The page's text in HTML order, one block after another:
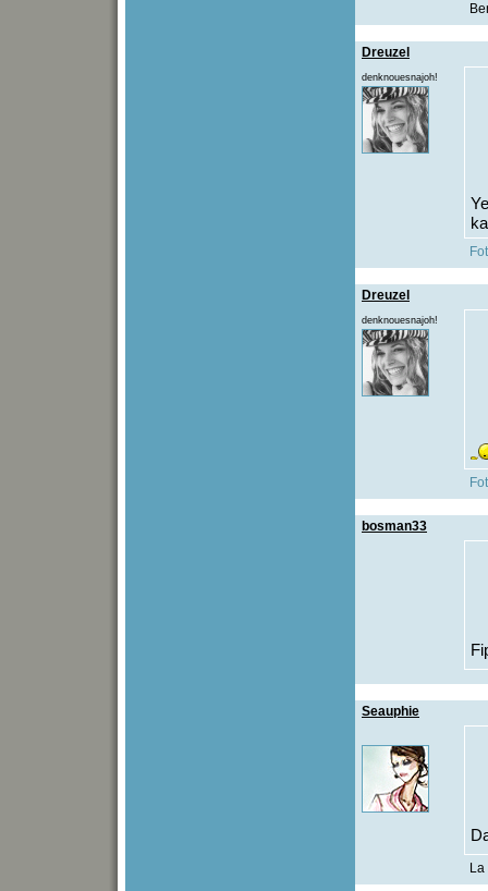
Dreuzel
denknouesnajoh!
Dreuzel
denknouesnajoh!
bosman33
Seauphie